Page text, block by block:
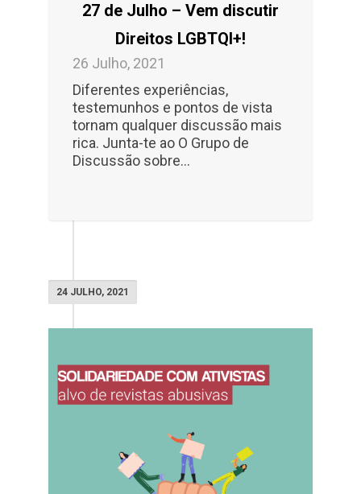
27 de Julho – Vem discutir
Direitos LGBTQI+!
26 Julho, 2021
Diferentes experiências,
testemunhos e pontos de vista
tornam qualquer discussão mais
rica. Junta-te ao O Grupo de
Discussão sobre...
24 JULHO, 2021